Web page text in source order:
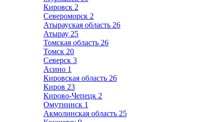
Кировск 2
Североморск 2
Атырауская область 26
Атырау 25
Томская область 26
Томск 20
Северск 3
Асино 1
Кировская область 26
Киров 23
Кирово-Чепецк 2
Омутнинск 1
Акмолинская область 25